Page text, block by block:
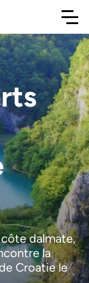
dalmate,
la
Croatie le